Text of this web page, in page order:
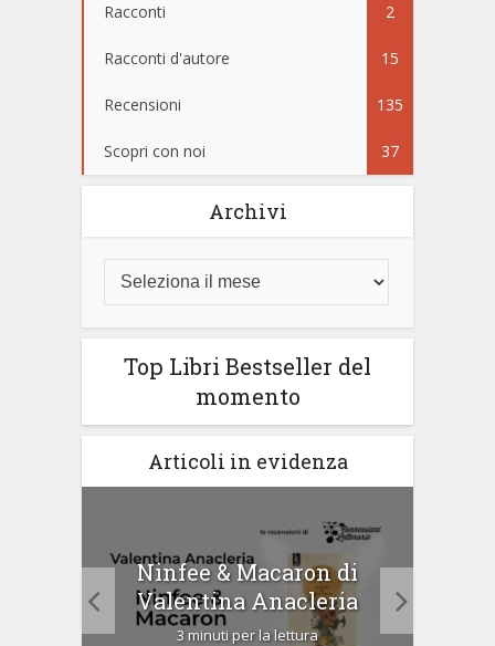
Racconti 2
Racconti d'autore 15
Recensioni 135
Scopri con noi 37
Archivi
Top Libri Bestseller del
momento
Articoli in evidenza
Ninfee & Macaron di
Valentina Anacleria
3 minuti per la lettura